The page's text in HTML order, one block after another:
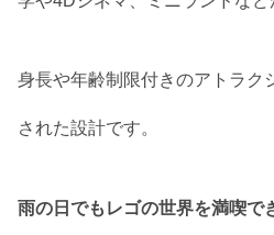
身長や年齢制限付きのアトラク
された設計です。
雨の日でもレゴの世界を満喫で